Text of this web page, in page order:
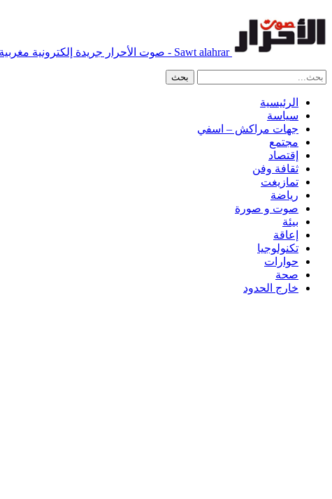
Sawt alahrar - صوت الأحرار جريدة إلكترونية مغربية مستقلة
الرئيسية
سياسة
جهات مراكش – اسفي
مجتمع
إقتصاد
ثقافة وفن
تمازيغت
رياضة
صوت و صورة
بيئة
إعاقة
تكنولوجيا
حوارات
صحة
خارج الحدود